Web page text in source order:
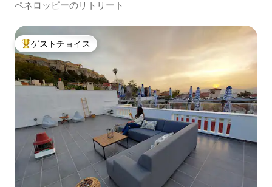
ペネロッピーのリトリート
大好評のゲストチョイスです。
ゲストチョイス